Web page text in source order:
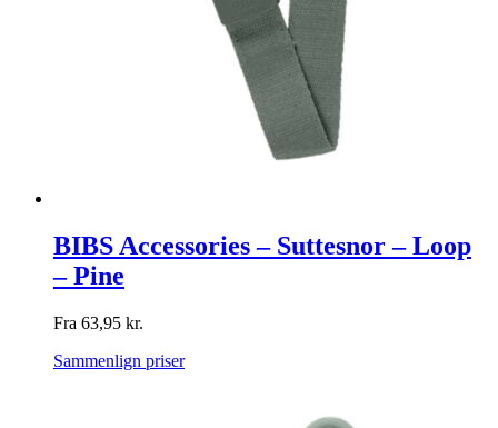
BIBS Accessories – Suttesnor – Loop
– Pine
Fra 63,95 kr.
Sammenlign priser